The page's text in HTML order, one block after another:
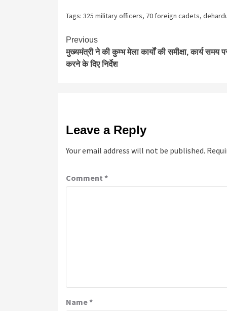
Tags: 325 military officers, 70 foreign cadets,
Continue
Reading
Previous
मुख्यमंत्री ने की कुम्भ मेला कार्यों की समीक्षा, कार्य समय
करने के दिए निर्देश
Leave a Reply
Your email address will not be published.
Comment *
Name*